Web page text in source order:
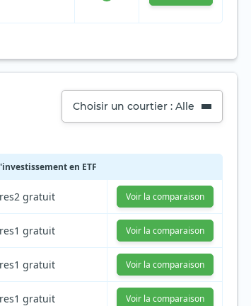
Choisir un courtier : Alle
en ETF
2 gratuit Voir la comparaison
1 gratuit Voir la comparaison
1 gratuit Voir la comparaison
1 gratuit Voir la comparaison